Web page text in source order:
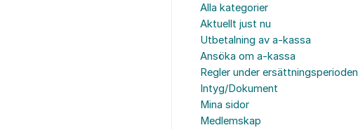
Alla kategorier
Aktuellt just nu
Utbetalning av a-kassa
Ansöka om a-kassa
Regler under ersättningsperioden
Intyg/Dokument
Mina sidor
Medlemskap